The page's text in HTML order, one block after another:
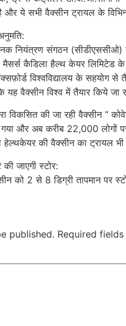
ये सभी वैक्सीन ट्रायल के
नियंत्रण संगठन
मैसर्स कैडिला हैल्थ केयर लिमिटेड
विश्वविद्यालय के
वैक्सीन विश्व में तैयार किये
विकसित की जा रही वैक्सीन
गया और अब करीब 22,000
की वैक्सीन का ट्रायल
जाएगी स्टोर:
को 2 से 8 डिग्री तापमान पर
published. Required